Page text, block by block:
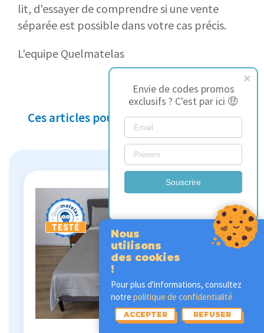
lit, d'essayer de comprendre si une vente
séparée est possible dans votre cas précis.
L'equipe Quelmatelas
Envie de codes promos
exclusifs ? C'est par ici 🤑
Souscrire
Ces articles pourraient vous intéresser
Nous
utilisons
des cookies
!
Pour plus d'informations, consultez
notre politique de confidentialité
ACCEPTER REFUSER